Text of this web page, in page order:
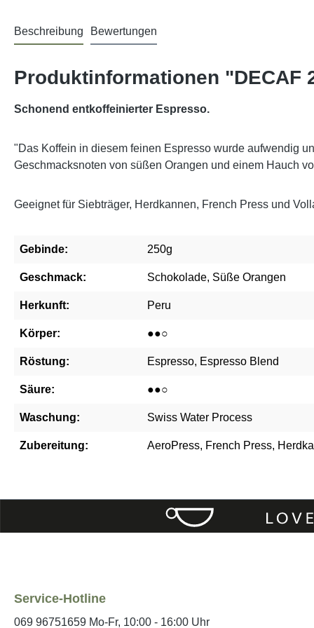
Beschreibung Bewertungen
Produktinformationen "DECAF
Schonend entkoffeinierter Espresso.
"Das Koffein in diesem feinen Espresso wurde aufwendig
Geschmacksnoten von süßen Orangen und einem Hauch
Geeignet für Siebträger, Herdkannen, French Press und
Gebinde: 250g
Geschmack: Schokolade, Süße Orangen
Herkunft: Peru
Körper: ●●○
Röstung: Espresso, Espresso Blend
Säure: ●●○
Waschung: Swiss Water Process
Zubereitung: AeroPress, French Press,
Service-Hotline
069 96751659 Mo-Fr, 10:00 - 16:00 Uhr